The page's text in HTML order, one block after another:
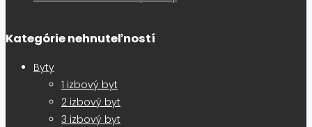
Kategórie nehnuteľností
Byty
1 izbový byt
2 izbový byt
3 izbový byt